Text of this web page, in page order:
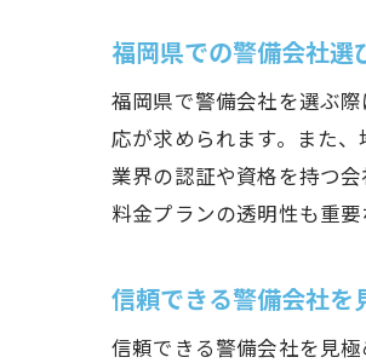
福岡県での警備会社選
福岡県で警備会社を選ぶ
応が求められます。また
業界の認証や資格を持つ
料金プランの透明性も重
信頼できる警備会社を
信頼できる警備会社を見